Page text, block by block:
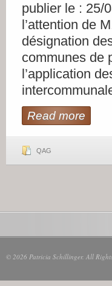
publier le : 25/
l’attention de
désignation
communes de
l’application
Read more
QAG
© 2026 Patricia Schillinger. All